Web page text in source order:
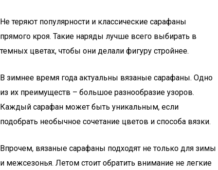
Не теряют популярности и классические сарафаны
прямого кроя. Такие наряды лучше всего выбирать в
темных цветах, чтобы они делали фигуру стройнее.
В зимнее время года актуальны вязаные сарафаны. Одно
из их преимуществ – большое разнообразие узоров.
Каждый сарафан может быть уникальным, если
подобрать необычное сочетание цветов и способа вязки.
Впрочем, вязаные сарафаны подходят не только для зимы
и межсезонья. Летом стоит обратить внимание не легкие